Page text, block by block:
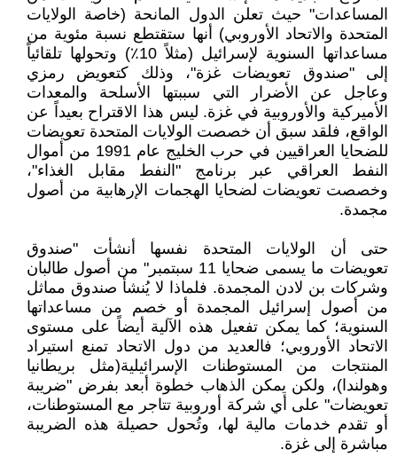
المساعدات" حيث تعلن الدول المانحة (خاصة الولايات
المتحدة والاتحاد الأوروبي) أنها ستقتطع نسبة مئوية من
مساعداتها السنوية لإسرائيل (مثلاً 10٪) وتحولها تلقائياً
إلى "صندوق تعويضات غزة"، وذلك كتعويض رمزي
وعاجل عن الأضرار التي سببتها الأسلحة والمعدات
الأميركية والأوروبية في غزة. ليس هذا الاقتراح بعيداً عن
الواقع، فلقد سبق أن خصصت الولايات المتحدة تعويضات
للضحايا العراقيين في حرب الخليج عام 1991 من أموال
النفط العراقي عبر برنامج "النفط مقابل الغذاء"،
وخصصت تعويضات لضحايا الهجمات الإرهابية من أصول
مجمدة.
حتى أن الولايات المتحدة نفسها أنشأت "صندوق
تعويضات ما يسمى ضحايا 11 سبتمبر" من أصول طالبان
وشركات بن لادن المجمدة. فلماذا لا يُنشأ صندوق مماثل
من أصول إسرائيل المجمدة أو خصم من مساعداتها
السنوية؛ كما يمكن تفعيل هذه الآلية أيضاً على مستوى
الاتحاد الأوروبي؛ فالعديد من دول الاتحاد تمنع استيراد
المنتجات من المستوطنات الإسرائيلية(مثل بريطانيا
وهولندا)، ولكن يمكن الذهاب خطوة أبعد بفرض "ضريبة
تعويضات" على أي شركة أوروبية تتاجر مع المستوطنات،
أو تقدم خدمات مالية لها، وتُحول حصيلة هذه الضريبة
مباشرة إلى غزة.